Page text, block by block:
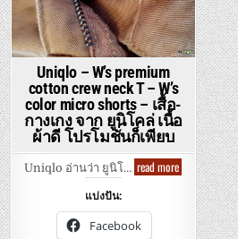
–
เสื้อ
ยืด
คอกลม
ยู
นิ
เนื้อ
ดี
สำหรับ
ทุก
คน
Uniqlo – W’s premium
cotton crew neck T – W’s
color micro shorts – เสื้อ-
กางเกง จาก ยูนิโคล่ เนื้อ
ผ้าดี โปรโมชั่นก็เพียบ
Uniqlo อ่านว่า ยูนิโ… read moreUniqlo
–
premium
cotton
crew
neck
แบ่งปัน:
Facebook